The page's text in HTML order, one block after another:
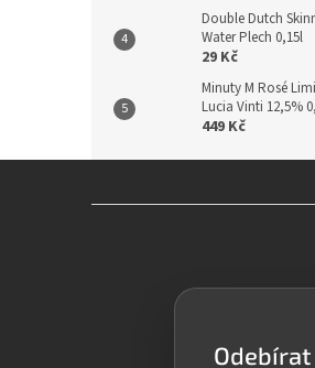
Double Dutch
Water Plech 0,15l
29 Kč
Minuty M Rosé
Lucia Vinti 12,5%
449 Kč